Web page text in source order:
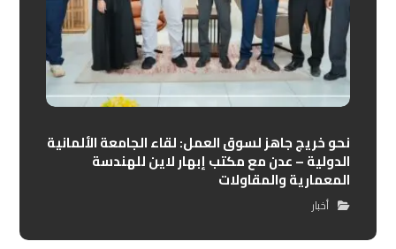
نحو خريج جاهز لسوق العمل: لقاء الجامعة الألمانية
الدولية – عدن مع مكتب إبهار لاين للهندسة
المعمارية والمقاولات
أخبار